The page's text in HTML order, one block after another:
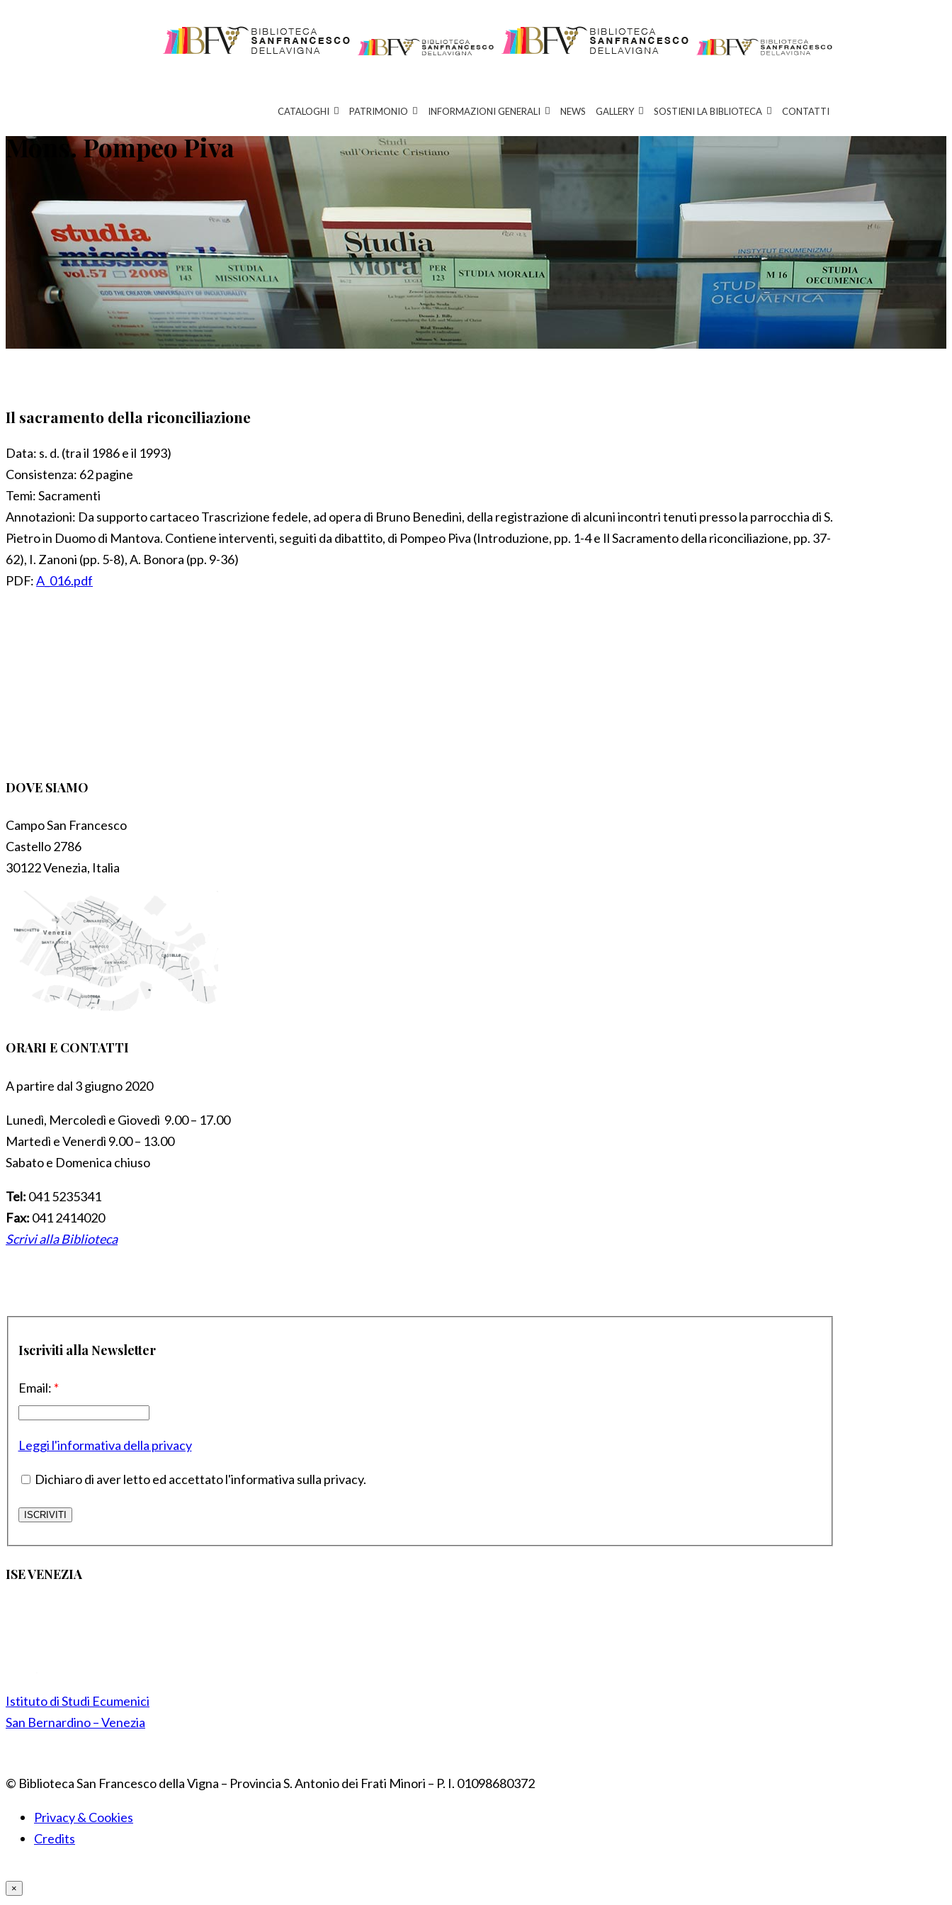
CATALOGHI PATRIMONIO INFORMAZIONI GENERALI NEWS GALLERY SOSTIENI LA BIBLIOTECA CONTATTI
Mons. Pompeo Piva
Il sacramento della riconciliazione
Data: s. d. (tra il 1986 e il 1993)
Consistenza: 62 pagine
Temi:Sacramenti
Annotazioni: Da supporto cartaceo Trascrizione fedele, ad opera di Bruno Benedini, della registrazione di alcuni incontri tenuti presso la parrocchia di S.
Pietro in Duomo di Mantova. Contiene interventi, seguiti da dibattito, di Pompeo Piva (Introduzione, pp. 1-4 e Il Sacramento della riconciliazione, pp. 37-
62), I. Zanoni (pp. 5-8), A. Bonora (pp. 9-36)
PDF:A_016.pdf
DOVE SIAMO
Campo San Francesco
Castello 2786
30122 Venezia, Italia
ORARI E CONTATTI
A partire dal 3 giugno 2020
Lunedì, Mercoledì e Giovedì 9.00 – 17.00
Martedì e Venerdì 9.00 – 13.00
Sabato e Domenica chiuso
Tel: 041 5235341
Fax: 041 2414020
Scrivi alla Biblioteca
Iscriviti alla Newsletter
Email: *
Leggi l'informativa della privacy
Dichiaro di aver letto ed accettato l'informativa sulla privacy.
ISE VENEZIA
Istituto di Studi Ecumenici
San Bernardino – Venezia
© Biblioteca San Francesco della Vigna – Provincia S. Antonio dei Frati Minori – P. I. 01098680372
Privacy & Cookies
Credits
×